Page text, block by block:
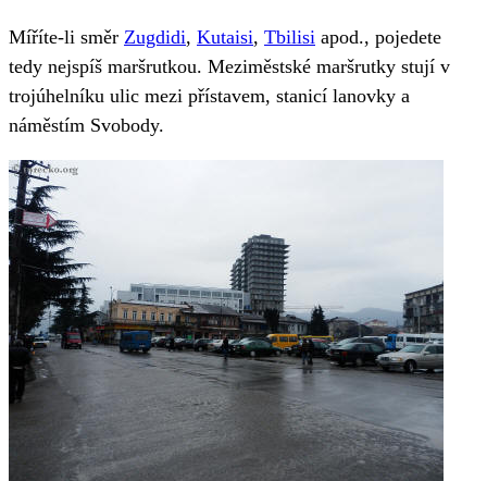
Míříte-li směr Zugdidi, Kutaisi, Tbilisi apod., pojedete
tedy nejspíš maršrutkou. Meziměstské maršrutky stují v
trojúhelníku ulic mezi přístavem, stanicí lanovky a
náměstím Svobody.